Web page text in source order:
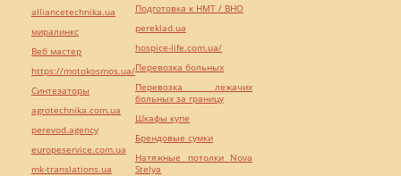
alliancetechnika.ua
миралинкс
Веб мастер
https://motokosmos.ua/
Синтезаторы
agrotechnika.com.ua
perevod.agency
europeservice.com.ua
mk-translations.ua
Подготовка к НМТ / ВНО
pereklad.ua
hospice-life.com.ua/
Перевозка больных
Перевозка лежачих
больных за границу
Шкафы купе
Брендовые сумки
Натяжные потолки Nova
Stelya